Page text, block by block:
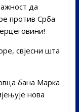
да
против Срба
свјесни шта
бана Марка
нова